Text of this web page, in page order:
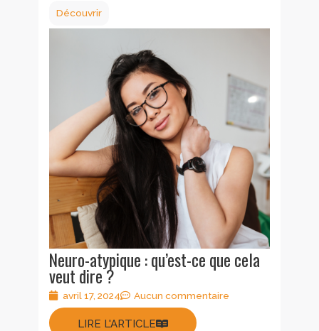
Découvrir
Neuro-atypique : qu’est-ce que cela
veut dire ?
avril 17, 2024 Aucun commentaire
LIRE L'ARTICLE